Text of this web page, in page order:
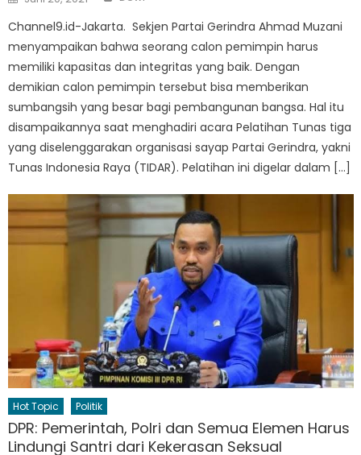
on
Channel9.id-Jakarta. Sekjen Partai Gerindra Ahmad Muzani
menyampaikan bahwa seorang calon pemimpin harus
memiliki kapasitas dan integritas yang baik. Dengan
demikian calon pemimpin tersebut bisa memberikan
sumbangsih yang besar bagi pembangunan bangsa. Hal itu
disampaikannya saat menghadiri acara Pelatihan Tunas tiga
yang diselenggarakan organisasi sayap Partai Gerindra, yakni
Tunas Indonesia Raya (TIDAR). Pelatihan ini digelar dalam […]
Hot Topic Politik
DPR: Pemerintah, Polri dan Semua Elemen Harus
Lindungi Santri dari Kekerasan Seksual